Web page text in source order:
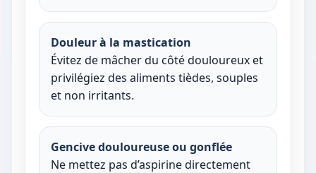
Douleur à la mastication
Évitez de mâcher du côté douloureux et
privilégiez des aliments tièdes, souples
et non irritants.
Gencive douloureuse ou gonflée
Ne mettez pas d’aspirine directement